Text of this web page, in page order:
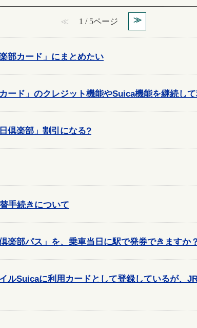
≪ 1 / 5ページ ≫
部カード」にまとめたい
ード」のクレジット機能やSuica機能を継続し
倶楽部」割引になる?
手続きについて
楽部パス」を、乗車当日に駅で発券できますか？
ルSuicaに利用カードとして登録しているが、